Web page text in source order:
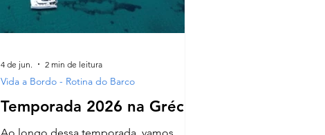
Temporada 2026 na Grécia
Vida a Bordo - Rotina do Barco
4 de jun. 2 min de leitura